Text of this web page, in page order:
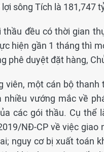
sông Tích là 181,747
thầu đều có thời gian
hiện gần 1 tháng thì
phê duyệt đặt hàng,
viên, một cán bộ
nhiều vướng mắc về
các gói thầu. Cụ thể
NĐ-CP về việc
nguy cơ bị xuất toán